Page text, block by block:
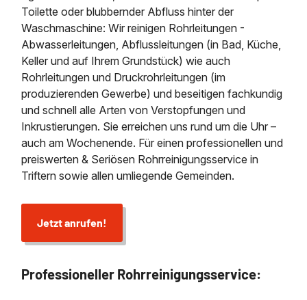
Toilette oder blubbernder Abfluss hinter der
Waschmaschine: Wir reinigen Rohrleitungen -
Abwasserleitungen, Abflussleitungen (in Bad, Küche,
Keller und auf Ihrem Grundstück) wie auch
Rohrleitungen und Druckrohrleitungen (im
produzierenden Gewerbe) und beseitigen fachkundig
und schnell alle Arten von Verstopfungen und
Inkrustierungen. Sie erreichen uns rund um die Uhr –
auch am Wochenende. Für einen professionellen und
preiswerten & Seriösen Rohrreinigungsservice in
Triftern sowie allen umliegende Gemeinden.
Jetzt anrufen!
Professioneller Rohrreinigungsservice: